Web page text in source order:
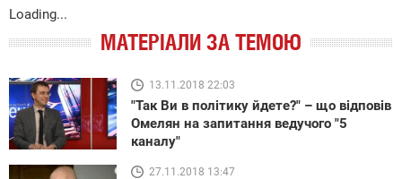
Loading...
МАТЕРІАЛИ ЗА ТЕМОЮ
13.11.2018 22:03
"Так Ви в політику йдете?" – що відповів
Омелян на запитання ведучого "5
каналу"
27.11.2018 13:47